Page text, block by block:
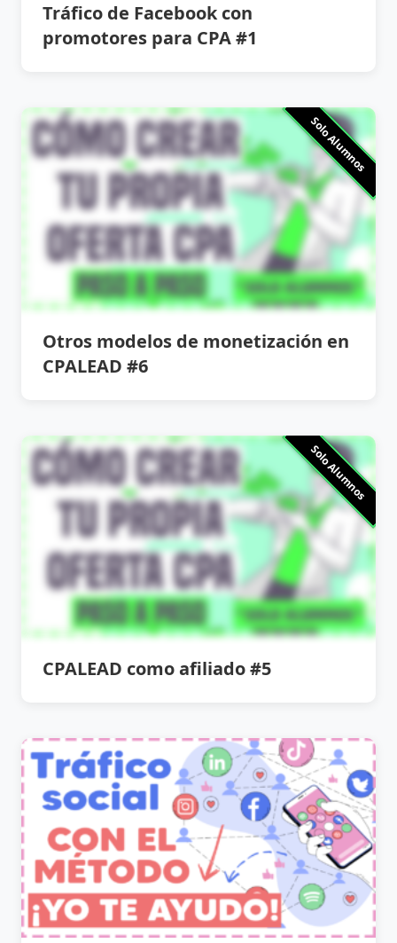
Tráfico de Facebook con
promotores para CPA #1
Solo Alumnos
Otros modelos de monetización en
CPALEAD #6
Solo Alumnos
CPALEAD como afiliado #5